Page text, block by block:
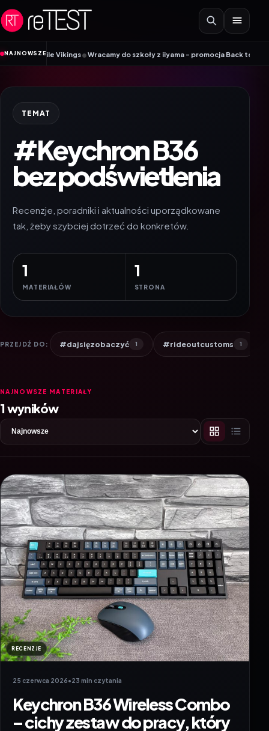
Przejdź do treści
NAJNOWSZE
Mobile Vikings•Wracamy do szkoły z iiyama – promocja Back to School
TEMAT
#Keychron B36
bez podświetlenia
Recenzje, poradniki i aktualności uporządkowane
tak, żeby szybciej dotrzeć do konkretów.
1
MATERIAŁÓW
1
STRONA
PRZEJDŹ DO: #dajsięzobaczyć 1 #rideoutcustoms 1
NAJNOWSZE MATERIAŁY
1 wyników
RECENZJE
25 czerwca 2026•23 min czytania
Keychron B36 Wireless Combo
– cichy zestaw do pracy, który